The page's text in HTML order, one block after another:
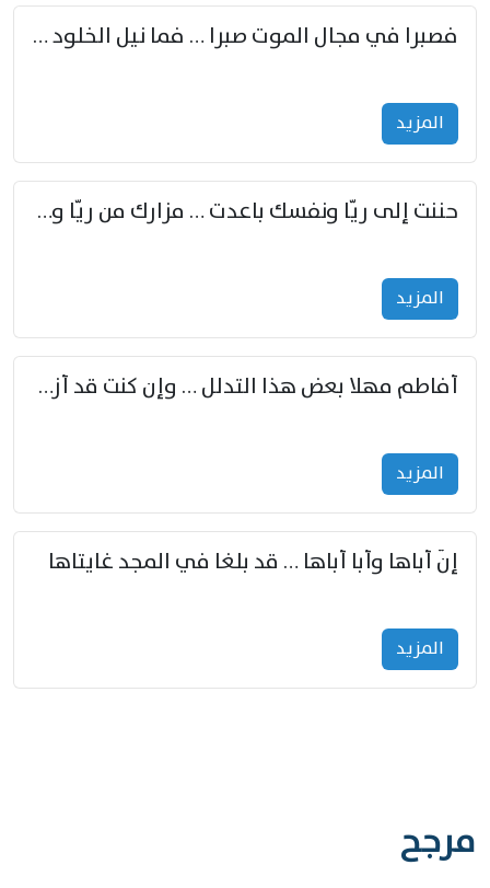
فصبرا في مجال الموت صبرا … فما نيل الخلود بمستطاع
المزید
حننت إلى ريّا ونفسك باعدت … مزارك من ريّا وشعباكما معا
المزید
أفاطم مهلا بعض هذا التدلل … وإن كنت قد أزمعت صرمي فأجملي
المزید
إنّ أباها وأبا أباها … قد بلغا في المجد غايتاها
المزید
مرجح